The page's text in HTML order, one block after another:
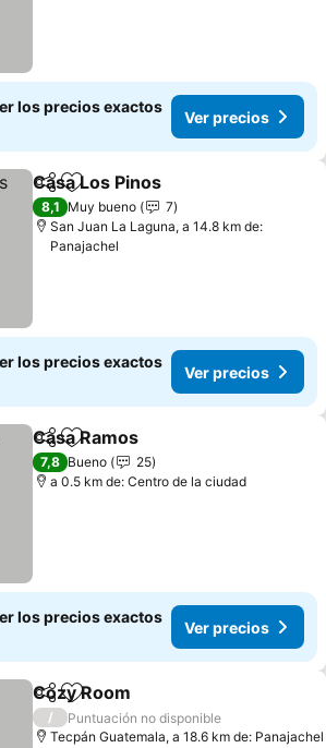
los precios exactos
Ver precios
CompartirAgregar a favoritos
Casa Los Pinos
8,1 Muy bueno
7
San Juan La Laguna, a 14.8 km de:
Panajachel
los precios exactos
Ver precios
CompartirAgregar a favoritos
Casa Ramos
7,8 Bueno
25
a 0.5 km de: Centro de la ciudad
los precios exactos
Ver precios
CompartirAgregar a favoritos
Cozy Room
/
Puntuación no disponible
Tecpán Guatemala, a 18.6 km de: Panajachel